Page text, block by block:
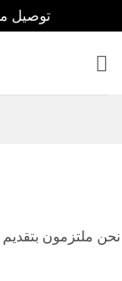
توصيل
نحن ملتزمون بتقديم